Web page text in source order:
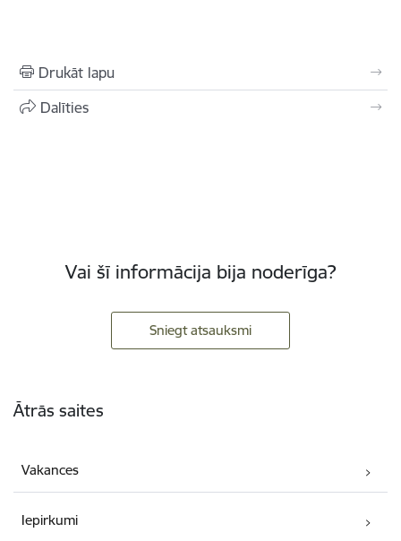
Drukāt lapu
Dalīties
Vai šī informācija bija noderīga?
Sniegt atsauksmi
Ātrās saites
Vakances
Iepirkumi